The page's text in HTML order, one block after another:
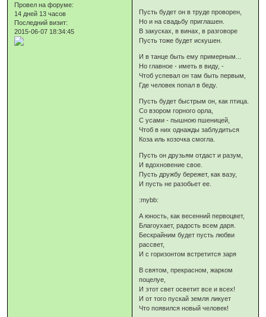
Провел на форуме:
14 дней 13 часов
Последний визит:
2015-06-07 18:34:45
Пусть будет он в труде проворен,
Но и на свадьбу приглашен.
В закусках, в винах, в разговоре
Пусть тоже будет искушен.
И в танце быть ему примерным...
Но главное - иметь в виду, -
Чтоб успевал он там быть первым,
Где человек попал в беду.
Пусть будет быстрым он, как птица.
Со взором горного орла,
С усами - пышною пшеницей,
Чтоб в них однажды заблудиться
Коза иль козочка смогла.
Пусть он друзьям отдаст и разум,
И вдохновение свое.
Пусть дружбу бережет, как вазу,
И пусть не разобьет ее.
:mybb:
А юность, как весенний первоцвет,
Благоухает, радость всем даря.
Бескрайним будет пусть любви
рассвет,
И с горизонтом встретится заря
В святом, прекрасном, жарком
поцелуе,
И этот свет осветит все и всех!
И от того пускай земля ликует
Что появился новый человек!